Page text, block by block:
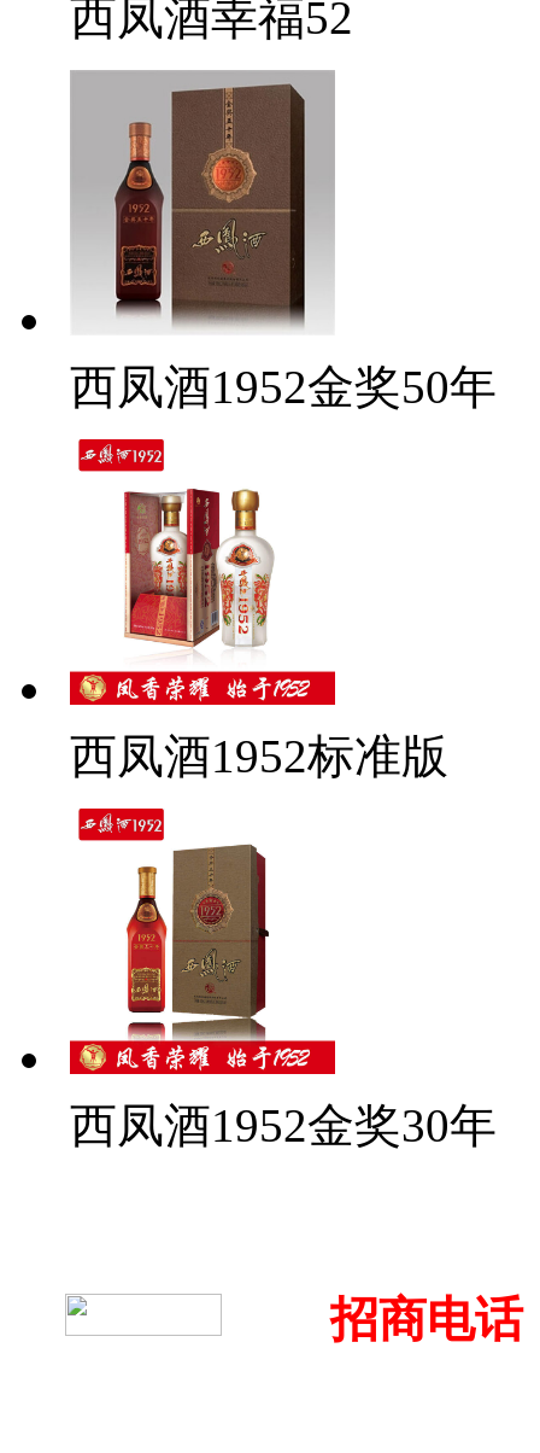
西凤酒幸福52
西凤酒1952金奖50年
西凤酒1952标准版
西凤酒1952金奖30年
招商电话